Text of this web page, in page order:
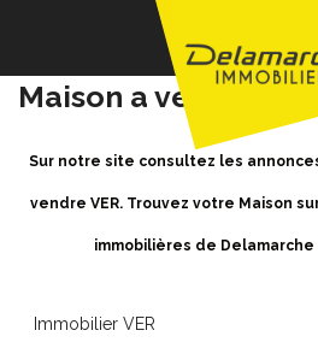
Acheter
Achat / Vente
Maison a vendre à
Sur notre site consultez les
vendre VER. Trouvez votre Maison
immobilières de
Immobilier VER